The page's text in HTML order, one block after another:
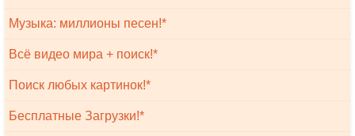
Музыка: миллионы песен!*
Всё видео мира + поиск!*
Поиск любых картинок!*
Бесплатные Загрузки!*